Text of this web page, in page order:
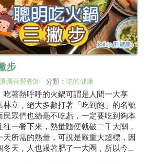
步
佩蓉營養師 分類： 吃的健康
吃著熱呼呼的火鍋可謂是人間一大享
林立，絕大多數打著「吃到飽」的名號
民眾們也絲毫不吃虧，一定要吃到夠本
一餐下來，熱量隨便就破二千大關，
天所需的熱量，可說是嚴重大超標，因
冬天，人也跟著肥了一大圈，所以今...